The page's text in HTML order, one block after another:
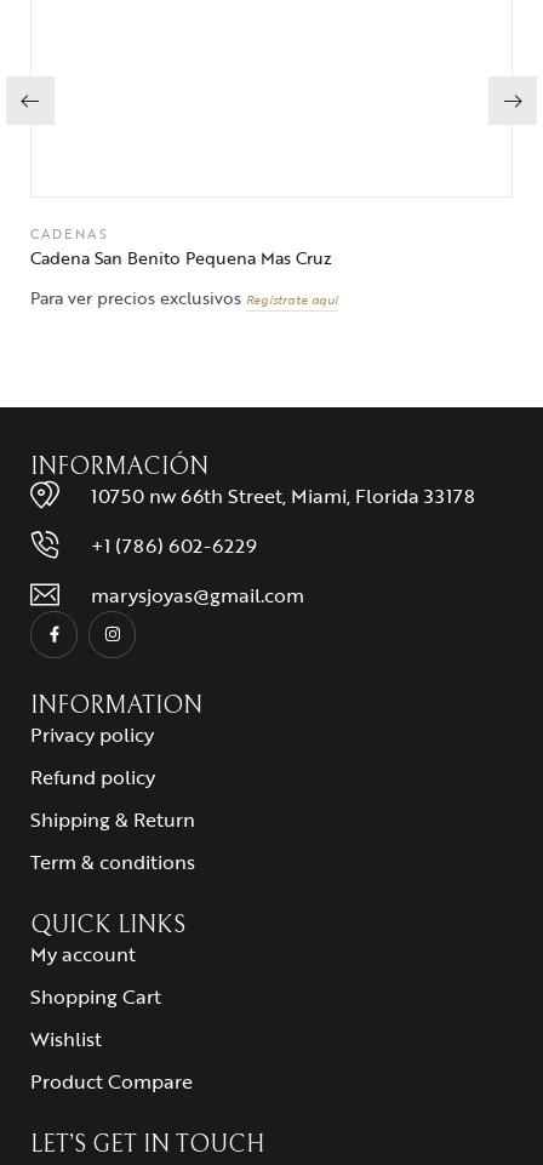
CADENAS
Cadena San Benito Pequena Mas Cruz
Para ver precios exclusivos Regístrate aquí
INFORMACIÓN
10750 nw 66th Street, Miami, Florida 33178
+1 (786) 602-6229
marysjoyas@gmail.com
INFORMATION
Privacy policy
Refund policy
Shipping & Return
Term & conditions
QUICK LINKS
My account
Shopping Cart
Wishlist
Product Compare
LET’S GET IN TOUCH